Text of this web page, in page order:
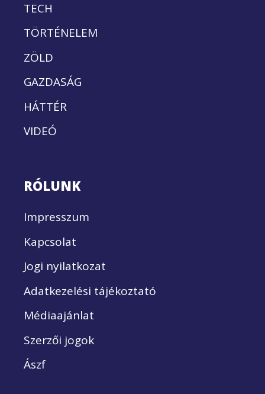
TECH
TÖRTÉNELEM
ZÖLD
GAZDASÁG
HÁTTÉR
VIDEÓ
RÓLUNK
Impresszum
Kapcsolat
Jogi nyilatkozat
Adatkezelési tájékoztató
Médiaajánlat
Szerzői jogok
Ászf